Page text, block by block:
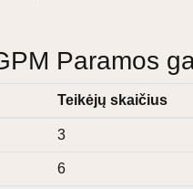
Paramos
Teikėjų skaičius
3
6